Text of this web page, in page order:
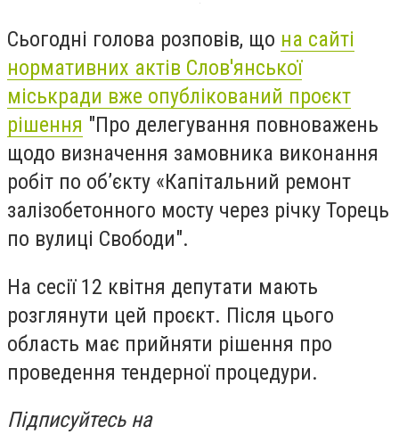
Сьогодні голова розповів, що на сайті
нормативних актів Слов'янської
міськради вже опублікований проєкт
рішення "Про делегування повноважень
щодо визначення замовника виконання
робіт по об’єкту «Капітальний ремонт
залізобетонного мосту через річку Торець
по вулиці Свободи".
На сесії 12 квітня депутати мають
розглянути цей проєкт. Після цього
область має прийняти рішення про
проведення тендерної процедури.
Підписуйтесь на